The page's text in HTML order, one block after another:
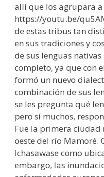
allí que los agrupara a
https://youtu.be/
de estas tribus tan
en sus tradiciones y
de sus lenguas
completo, ya que con
formó un nuevo
combinación de sus
se les pregunta qué
pero sí muchos,
Fue la primera ciudad
oeste del río Mamoré.
Ichasawase como
embargo, las